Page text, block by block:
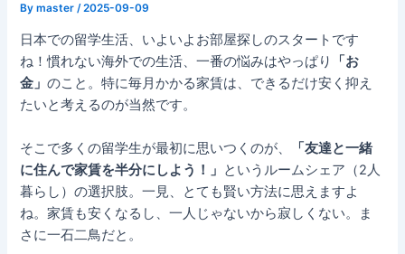
Bymaster /2025-09-09
日本での留学生活、いよいよお部屋探しのスタートです
ね！慣れない海外での生活、一番の悩みはやっぱり
「お
金」のこと。特に毎月かかる家賃は、できるだけ安く抑え
たいと考えるのが当然です。
そこで多くの留学生が最初に思いつくのが、
「友達と一緒
に住んで家賃を半分にしよう！」 というルームシェア（2人
暮らし）の選択肢。一見、とても賢い方法に思えますよ
ね。家賃も安くなるし、一人じゃないから寂しくない。ま
さに一石二鳥だと。